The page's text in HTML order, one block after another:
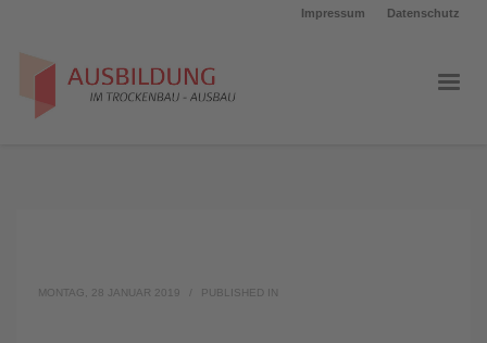
Impressum Datenschutz
MONTAG, 28 JANUAR 2019 PUBLISHED IN